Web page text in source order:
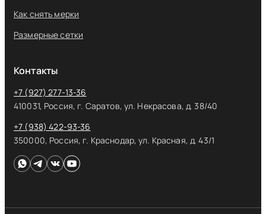
Как снять мерки
Размерные сетки
Контакты
+7 (927) 277-13-36
410031, Россия, г. Саратов, ул. Некрасова, д. 38/40
+7 (938) 422-93-36
350000, Россия, г. Краснодар, ул. Красная, д. 43/1